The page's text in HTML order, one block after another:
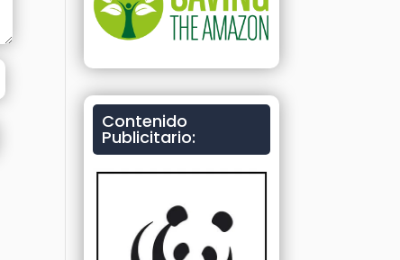
Contenido
Publicitario: